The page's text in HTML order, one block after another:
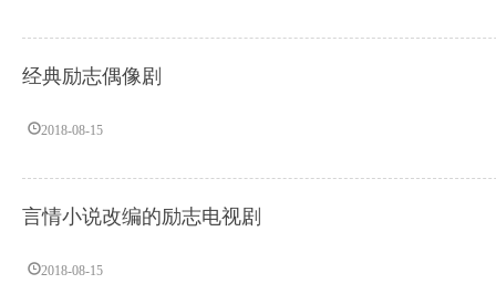
经典励志偶像剧
2018-08-15
言情小说改编的励志电视剧
2018-08-15